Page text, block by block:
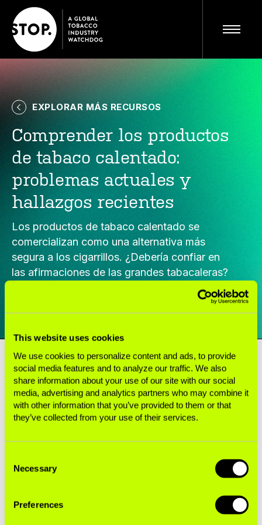
This website uses cookies
We use cookies to personalize content and ads, to provide
social media features and to analyze our traffic. We also
share information about your use of our site with our social
media, advertising and analytics partners who may combine it
with other information that you’ve provided to them or that
they’ve collected from your use of their services.
Selection
Necessary
Preferences
Visite el sitio completo
EXPLORAR MÁS RECURSOS
Comprender los productos
de tabaco calentado:
problemas actuales y
hallazgos recientes
Los productos de tabaco calentado se
comercializan como una alternativa más
segura a los cigarrillos. ¿Debería confiar en
las afirmaciones de las grandes tabacaleras?
La industria tabacalera comercializa los
productos de tabaco calentado (HTP) como
productos de “riesgo reducido” en comparación
con los cigarrillos. Los productos como IQOS y
tabaquismo o que intentan dejar de fumar por
completo. Las pruebas no indican lo mismo.
Algunas investigaciones independientes han